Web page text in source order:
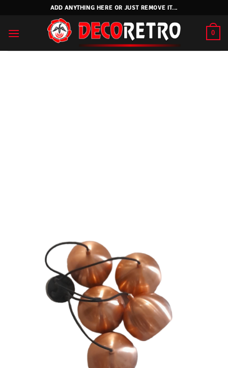
content
ADD ANYTHING HERE OR JUST REMOVE IT...
0